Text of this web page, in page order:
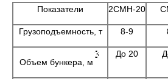
Показатели 2СМН-20
Грузоподъемность, т 8-9
Объем бункера, м
До 20